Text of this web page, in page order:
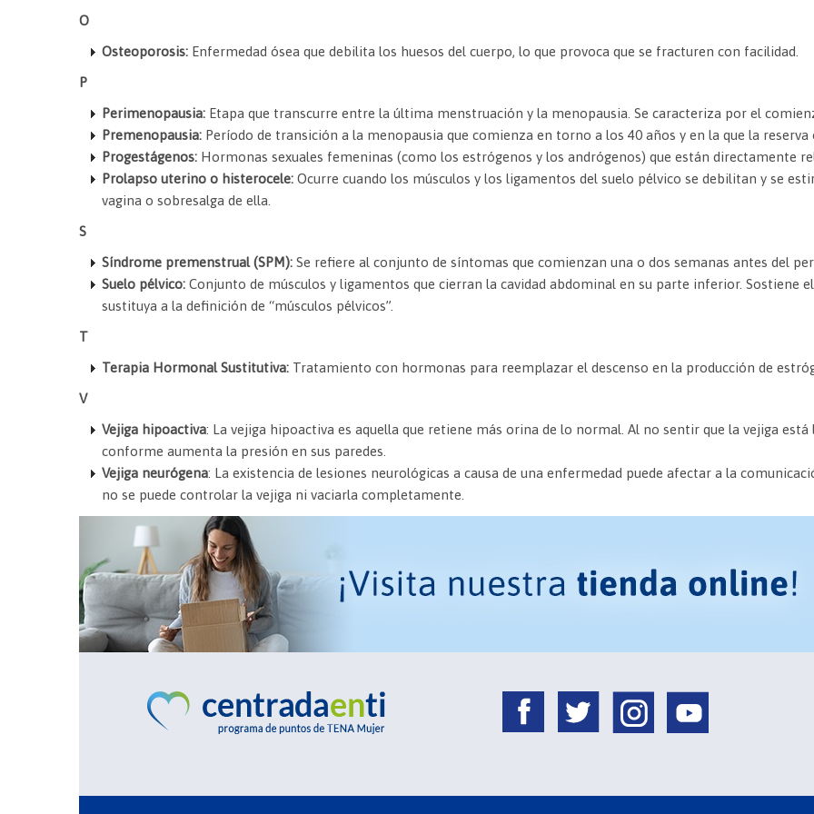
O
Osteoporosis: Enfermedad ósea que debilita los huesos del cuerpo, lo que provoca que se fracturen con facilidad.
P
Perimenopausia: Etapa que transcurre entre la última menstruación y la menopausia. Se caracteriza por el
Premenopausia: Período de transición a la menopausia que comienza en torno a los 40 años y en la que la
Progestágenos: Hormonas sexuales femeninas (como los estrógenos y los andrógenos) que están directamente
Prolapso uterino o histerocele: Ocurre cuando los músculos y los ligamentos del suelo pélvico se debilitan y se
vagina o sobresalga de ella.
S
Síndrome premenstrual (SPM): Se refiere al conjunto de síntomas que comienzan una o dos semanas antes del
Suelo pélvico: Conjunto de músculos y ligamentos que cierran la cavidad abdominal en su parte inferior. Sostiene
sustituya a la definición de “músculos pélvicos”.
T
Terapia Hormonal Sustitutiva: Tratamiento con hormonas para reemplazar el descenso en la producción de
V
Vejiga hipoactiva: La vejiga hipoactiva es aquella que retiene más orina de lo normal. Al no sentir que la vejiga
conforme aumenta la presión en sus paredes.
Vejiga neurógena: La existencia de lesiones neurológicas a causa de una enfermedad puede afectar a la
no se puede controlar la vejiga ni vaciarla completamente.